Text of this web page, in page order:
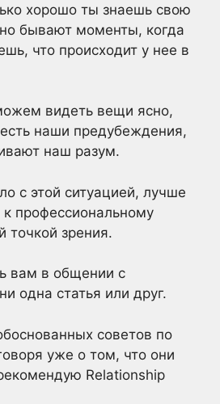
хорошо ты знаешь свою
бывают моменты, когда
что происходит у нее в
видеть вещи ясно,
наши предубеждения,
наш разум.
с этой ситуацией, лучше
к профессиональному
точкой зрения.
вам в общении с
одна статья или друг.
советов по
уже о том, что они
Relationship